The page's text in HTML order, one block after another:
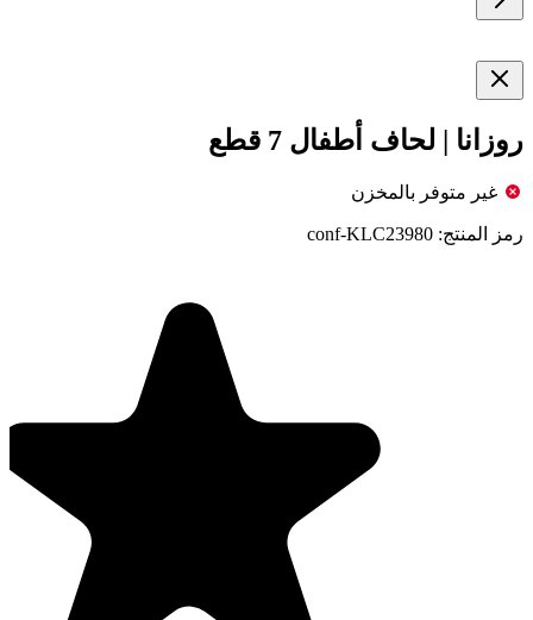
روزانا | لحاف أطفال 7 قطع
غير متوفر بالمخزن
رمز المنتج: conf-KLC23980